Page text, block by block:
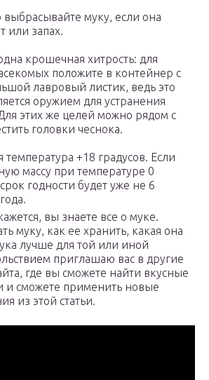
выбрасывайте муку, если она
или запах.
крошечная хитрость: для
положите в контейнер с
лавровый листик, ведь это
оружием для устранения
этих же целей можно рядом с
головки чеснока.
температура +18 градусов. Если
массу при температуре 0
годности будет уже не 6
вы знаете все о муке.
муку, как ее хранить, какая она
лучше для той или иной
приглашаю вас в другие
где вы сможете найти вкусные
и сможете применить новые
из этой статьи.